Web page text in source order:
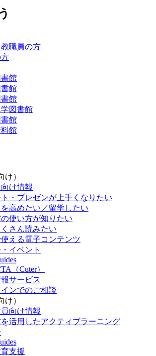
職員の方
館
館
館
図書館
館
館
け）
け情報
・プレゼンが上手くなりたい
高めたい／留学したい
使い方が知りたい
さん読みたい
える電子コンテンツ
イベント
（Cuter）
サービス
ンでのご相談
け）
向け情報
を活用したアクティブラーニング
支援